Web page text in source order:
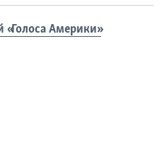
«Голоса Америки»